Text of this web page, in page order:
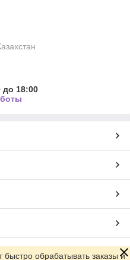
до 18:00
обрабатывать заказы и